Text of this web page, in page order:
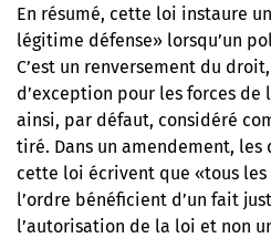
En résumé, cette loi instaure
légitime défense» lorsqu’un
C’est un renversement du
d’exception pour les forces de
ainsi, par défaut, considéré
tiré. Dans un amendement, les
cette loi écrivent que «tous les
l’ordre bénéficient d’un fait
l’autorisation de la loi et non